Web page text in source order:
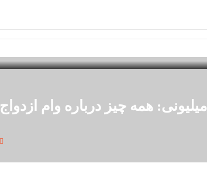
از صف طولانی تا مبلغ ۸۴۰ میلیونی: همه چیز درباره وام ازدواج